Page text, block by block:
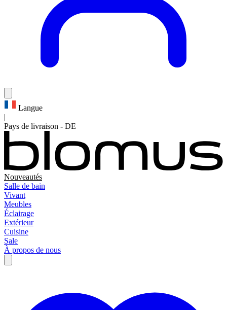
Langue
|
Pays de livraison - DE
Nouveautés
Salle de bain
Vivant
Meubles
Éclairage
Extérieur
Cuisine
Sale
À propos de nous